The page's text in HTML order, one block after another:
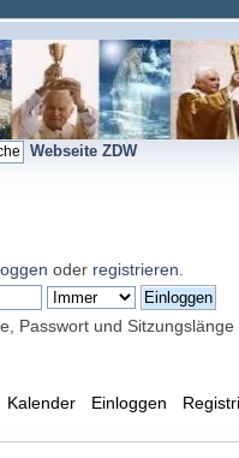
Webseite ZDW
oder registrieren
Passwort und Sitzungslänge
Kalender Einloggen